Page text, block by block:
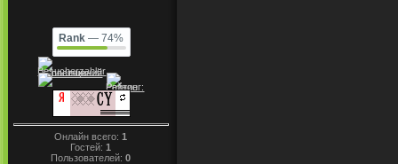
Rank — 74%
Онлайн всего:1
Гостей:1
Пользователей:0